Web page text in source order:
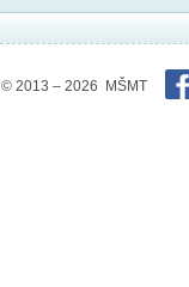
© 2013 – 2026 MŠMT